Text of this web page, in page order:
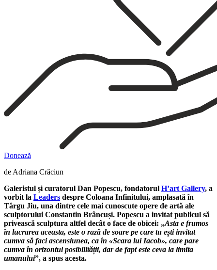
Donează
de Adriana Crăciun
Galeristul și curatorul Dan Popescu, fondatorul H’art Gallery, a
vorbit la Leaders despre Coloana Infinitului, amplasată în
Târgu Jiu, una dintre cele mai cunoscute opere de artă ale
sculptorului Constantin Brâncuși. Popescu a invitat publicul să
privească sculptura altfel decât o face de obicei: „Asta e frumos
în lucrarea aceasta, este o rază de soare pe care tu ești invitat
cumva să faci ascensiunea, ca în «Scara lui Iacob», care pare
cumva în orizontul posibilității, dar de fapt este ceva la limita
umanului”, a spus acesta.